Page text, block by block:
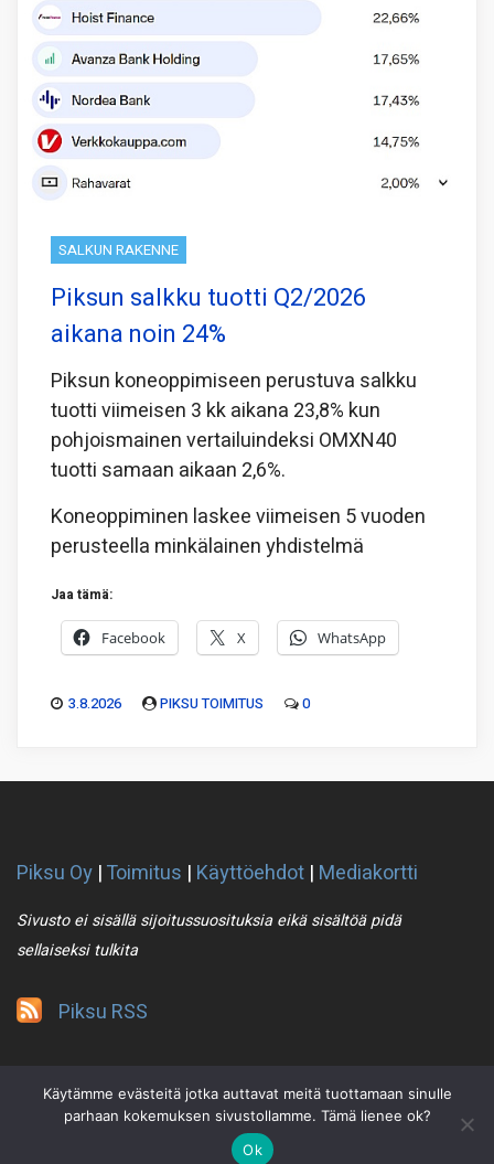
SALKUN RAKENNE
Piksun salkku tuotti Q2/2026
aikana noin 24%
Piksun koneoppimiseen perustuva salkku
tuotti viimeisen 3 kk aikana 23,8% kun
pohjoismainen vertailuindeksi OMXN40
tuotti samaan aikaan 2,6%.
Koneoppiminen laskee viimeisen 5 vuoden
perusteella minkälainen yhdistelmä
Jaa tämä:
Facebook X WhatsApp
3.8.2026 PIKSU TOIMITUS 0
Piksu Oy |Toimitus | Käyttöehdot | Mediakortti
Sivusto ei sisällä sijoitussuosituksia eikä sisältöä pidä
sellaiseksi tulkita
Piksu RSS
Käytämme evästeitä jotka auttavat meitä tuottamaan sinulle
parhaan kokemuksen sivustollamme. Tämä lienee ok?
Ok